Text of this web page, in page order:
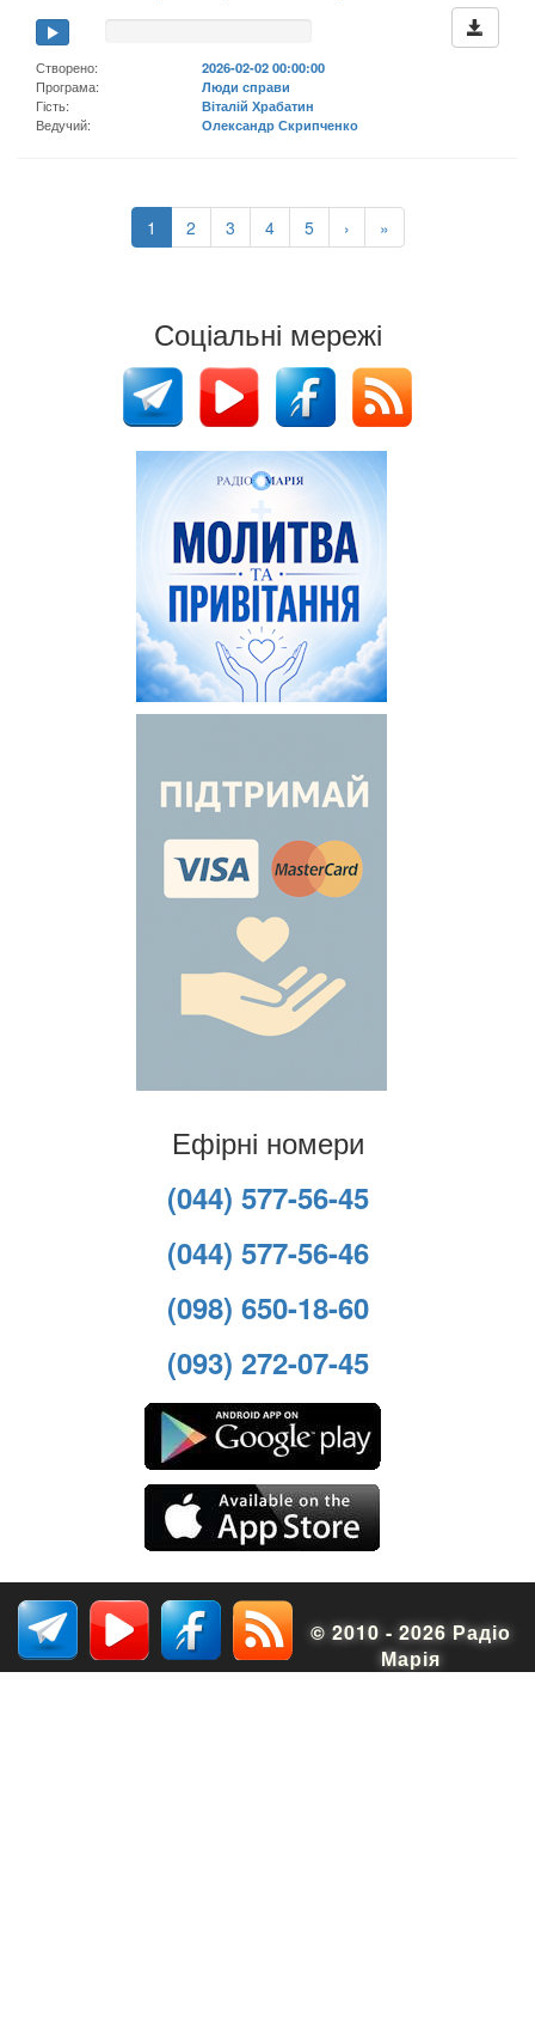
Створено:
2026-02-02 00:00:00
Програма:
Люди справи
Гість:
Віталій Храбатин
Ведучий:
Олександр Скрипченко
1 2 3 4 5 › »
Соціальні мережі
Ефірні номери
(044) 577-56-45
(044) 577-56-46
(098) 650-18-60
(093) 272-07-45
© 2010 - 2026 Радіо
Марія